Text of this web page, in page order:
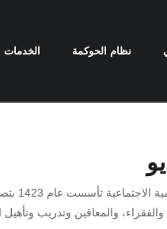
نظام الحوكمة الخدمات
والمعاقين وتدريب وتأهيل